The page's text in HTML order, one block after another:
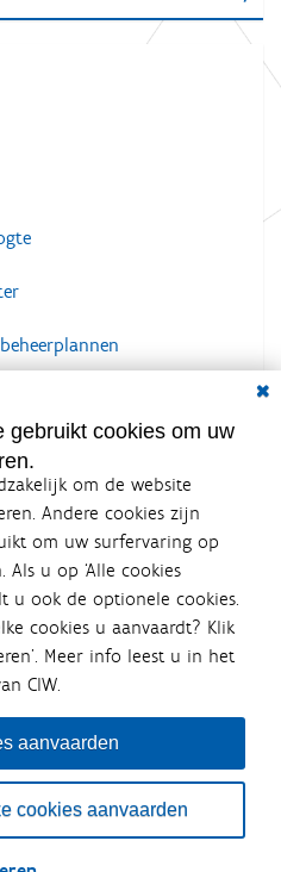
gebruikt cookies om uw
om de website
Andere cookies zijn
om uw surfervaring op
u op ‘Alle cookies
u ook de optionele cookies.
cookies u aanvaardt? Klik
Meer info leest u in het
CIW.
aanvaarden
cookies aanvaarden
is een
Vlaamse
Integraal
Waterbeleid (CIW) is een
betrokken zijn. Ook
overleg. Deze
en
en waterbeheer